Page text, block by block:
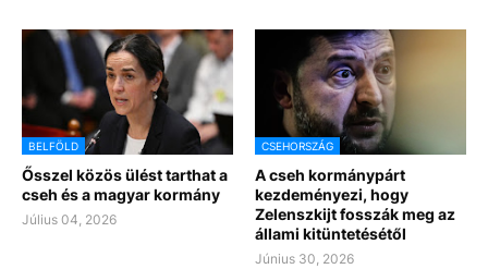
BELFÖLD
Ősszel közös ülést tarthat a
cseh és a magyar kormány
Július 04, 2026
CSEHORSZÁG
A cseh kormánypárt
kezdeményezi, hogy
Zelenszkijt fosszák meg az
állami kitüntetésétől
Június 30, 2026